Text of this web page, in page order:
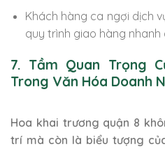
Khách hàng ca ngợi dịch
quy trình giao hàng nhanh
7. Tầm Quan Trọng
Trong Văn Hóa Doanh
Hoa khai trương quận 8
trí mà còn là biểu tượng